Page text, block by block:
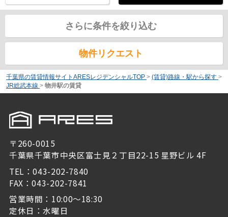
さらに条件を絞り込む
物件リクエスト
千葉県の賃貸情報サイトARESレジデンシャルTOP > (賃貸)路線・駅から探す >
JR総武本線 > 物井駅の賃貸
〒260-0015
千葉県千葉市中央区富士見２丁目22-15 星野ビル 4F
TEL：043-202-7840
FAX：043-202-7841
営業時間：10:00～18:30
定休日：水曜日